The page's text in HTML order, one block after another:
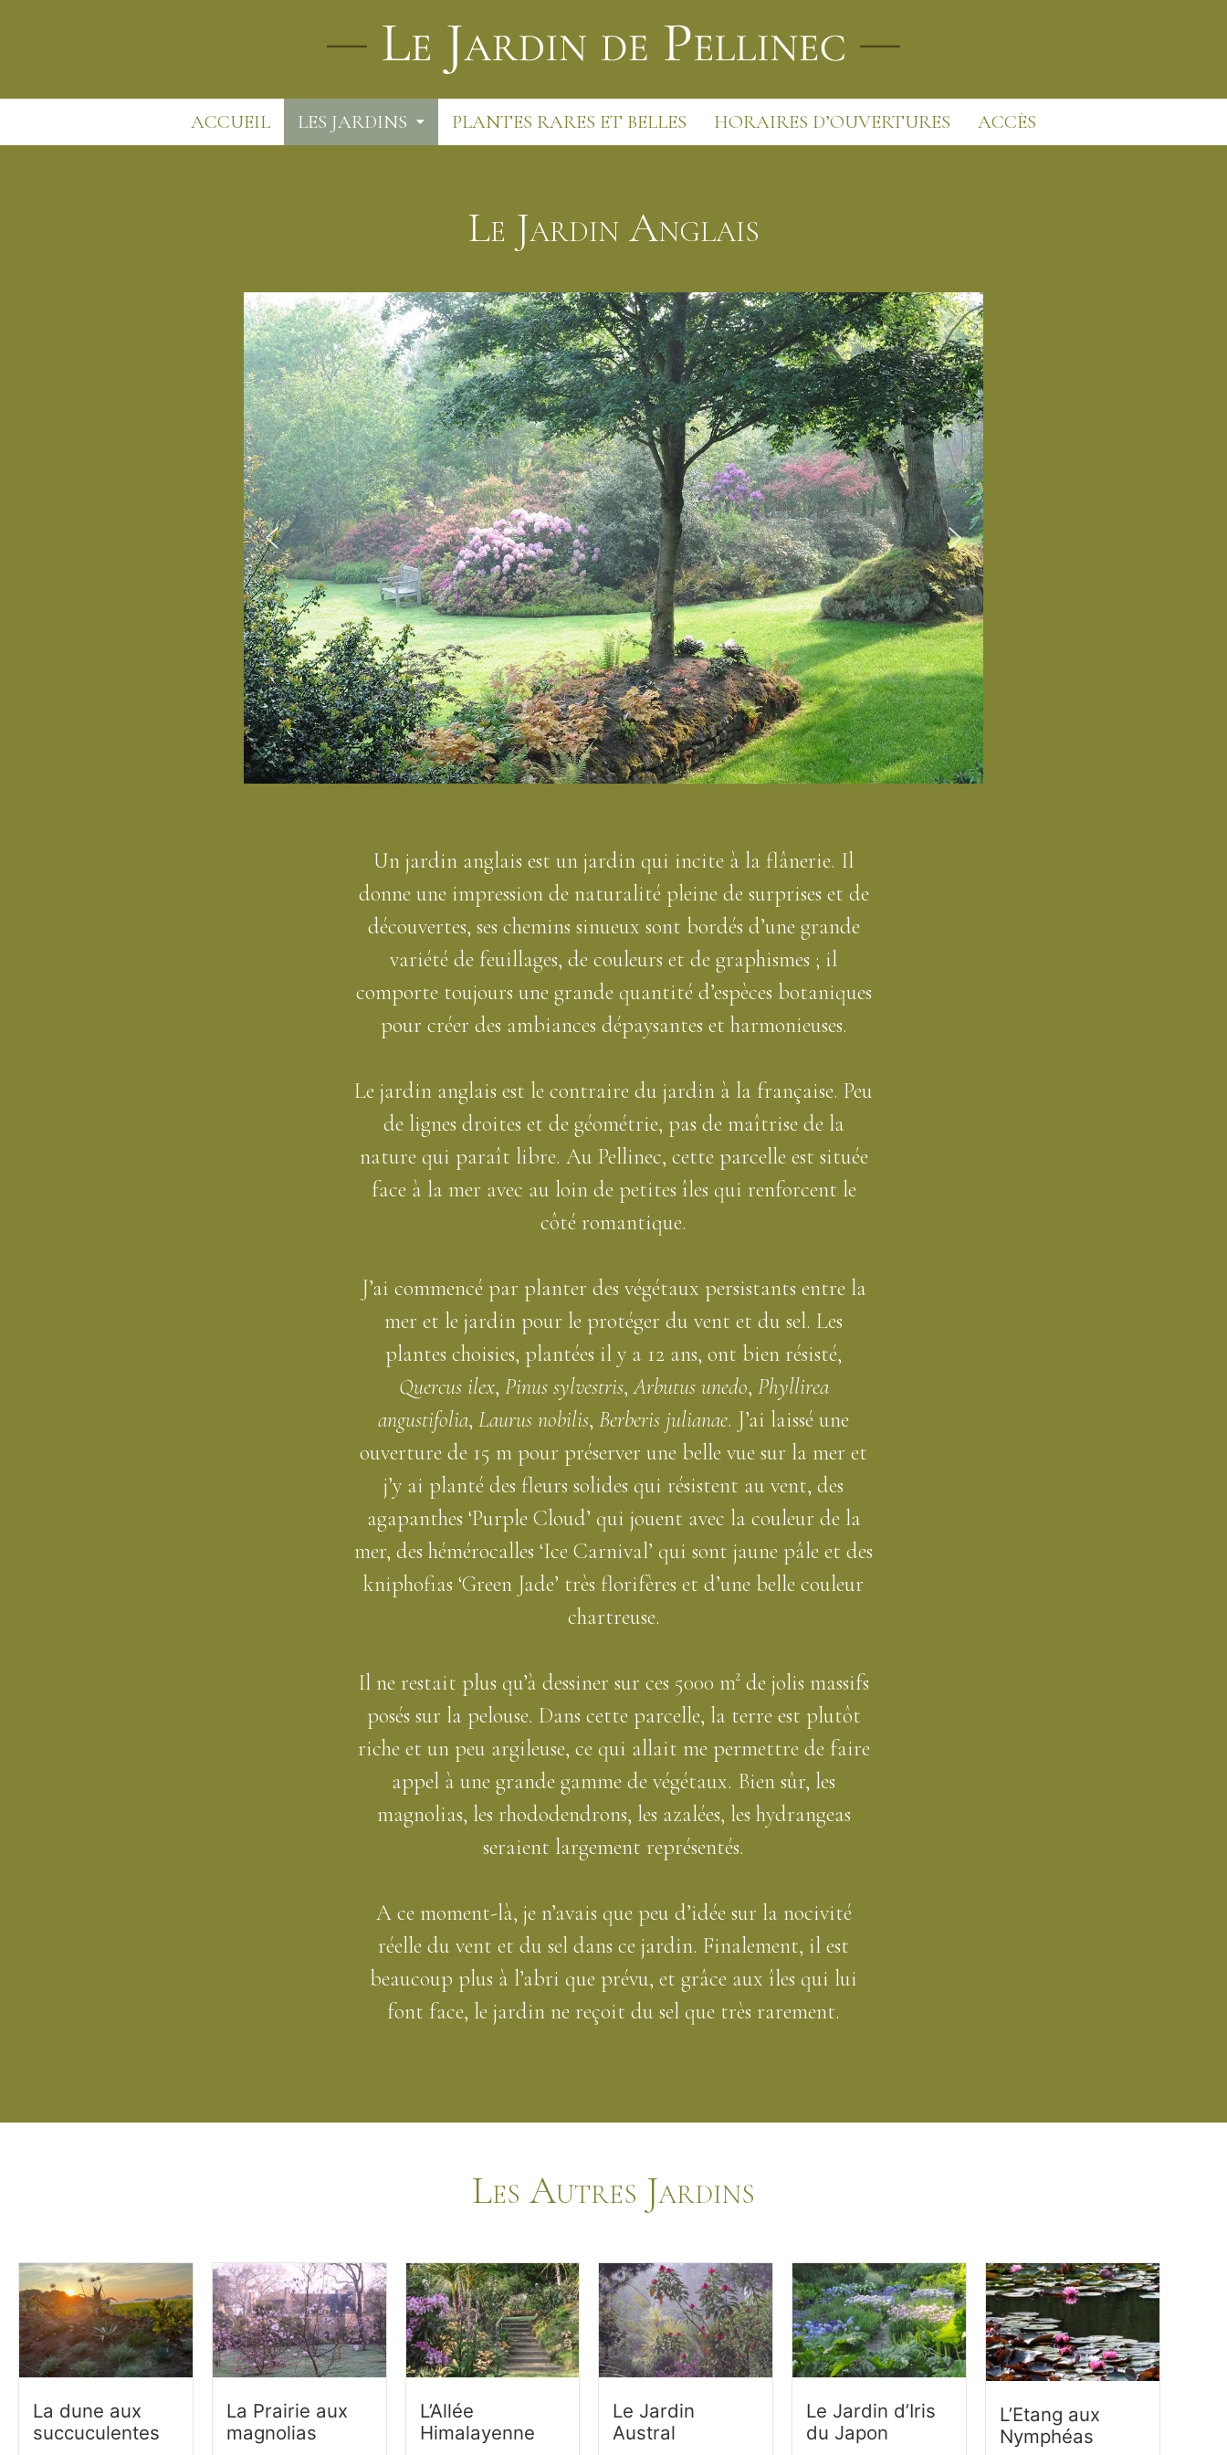
ACCUEIL LES JARDINS PLANTES RARES ET BELLES HORAIRES D’OUVERTURES ACCÈS
Le Jardin Anglais
Un jardin anglais est un jardin qui incite à la flânerie. Il
donne une impression de naturalité pleine de surprises et de
découvertes, ses chemins sinueux sont bordés d’une grande
variété de feuillages, de couleurs et de graphismes ; il
comporte toujours une grande quantité d’espèces botaniques
pour créer des ambiances dépaysantes et harmonieuses.
Le jardin anglais est le contraire du jardin à la française. Peu
de lignes droites et de géométrie, pas de maîtrise de la
nature qui paraît libre. Au Pellinec, cette parcelle est située
face à la mer avec au loin de petites îles qui renforcent le
côté romantique.
J’ai commencé par planter des végétaux persistants entre la
mer et le jardin pour le protéger du vent et du sel. Les
plantes choisies, plantées il y a 12 ans, ont bien résisté,
Quercus ilex, Pinus sylvestris,Arbutus unedo, Phyllirea
angustifolia, Laurus nobilis, Berberis julianae. J’ai laissé une
ouverture de 15 m pour préserver une belle vue sur la mer et
j’y ai planté des fleurs solides qui résistent au vent, des
agapanthes ‘Purple Cloud’ qui jouent avec la couleur de la
mer, des hémérocalles ‘Ice Carnival’ qui sont jaune pâle et des
kniphofias ‘Green Jade’ très florifères et d’une belle couleur
chartreuse.
Il ne restait plus qu’à dessiner sur ces 5000 m² de jolis massifs
posés sur la pelouse. Dans cette parcelle, la terre est plutôt
riche et un peu argileuse, ce qui allait me permettre de faire
appel à une grande gamme de végétaux. Bien sûr, les
magnolias, les rhododendrons, les azalées, les hydrangeas
seraient largement représentés.
A ce moment-là, je n’avais que peu d’idée sur la nocivité
réelle du vent et du sel dans ce jardin. Finalement, il est
beaucoup plus à l’abri que prévu, et grâce aux îles qui lui
font face, le jardin ne reçoit du sel que très rarement.
Les Autres Jardins
La dune aux
succuculentes
La Prairie aux
magnolias
L’Allée
Himalayenne
Le Jardin
Austral
Le Jardin d’Iris
du Japon
L’Etang aux
Nymphéas